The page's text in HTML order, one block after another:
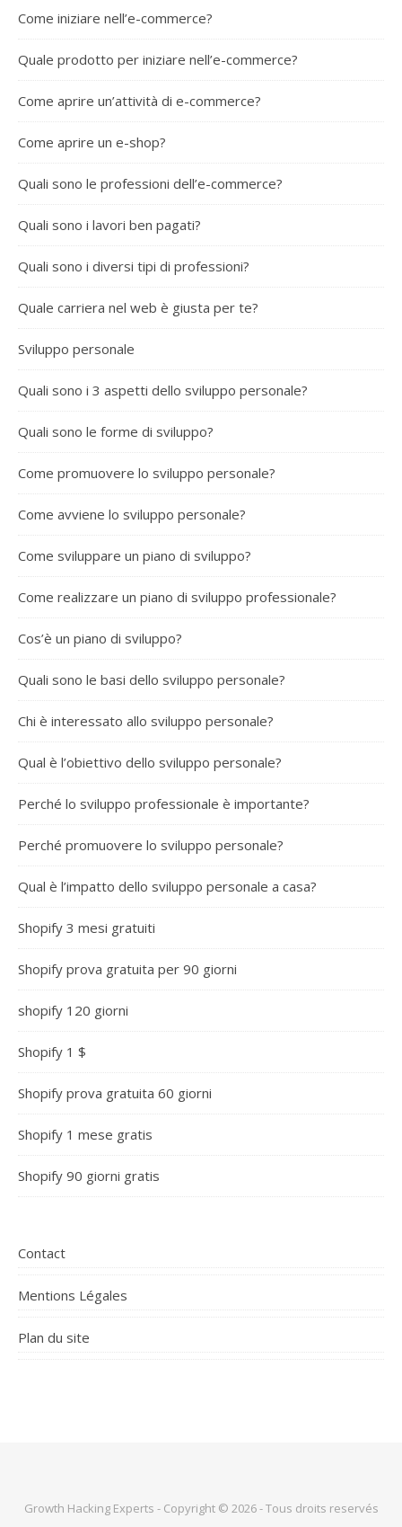
Come iniziare nell’e-commerce?
Quale prodotto per iniziare nell’e-commerce?
Come aprire un’attività di e-commerce?
Come aprire un e-shop?
Quali sono le professioni dell’e-commerce?
Quali sono i lavori ben pagati?
Quali sono i diversi tipi di professioni?
Quale carriera nel web è giusta per te?
Sviluppo personale
Quali sono i 3 aspetti dello sviluppo personale?
Quali sono le forme di sviluppo?
Come promuovere lo sviluppo personale?
Come avviene lo sviluppo personale?
Come sviluppare un piano di sviluppo?
Come realizzare un piano di sviluppo professionale?
Cos’è un piano di sviluppo?
Quali sono le basi dello sviluppo personale?
Chi è interessato allo sviluppo personale?
Qual è l’obiettivo dello sviluppo personale?
Perché lo sviluppo professionale è importante?
Perché promuovere lo sviluppo personale?
Qual è l’impatto dello sviluppo personale a casa?
Shopify 3 mesi gratuiti
Shopify prova gratuita per 90 giorni
shopify 120 giorni
Shopify 1 $
Shopify prova gratuita 60 giorni
Shopify 1 mese gratis
Shopify 90 giorni gratis
Contact
Mentions Légales
Plan du site
Growth Hacking Experts - Copyright © 2026 - Tous droits reservés